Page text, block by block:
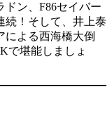
ドン、F86セイバー
続！そして、井上泰
による西海橋大倒
で堪能しましょ